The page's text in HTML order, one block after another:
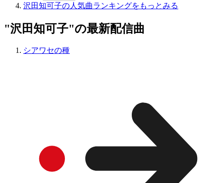
沢田知可子の人気曲ランキングをもっとみる
"沢田知可子"の最新配信曲
シアワセの種